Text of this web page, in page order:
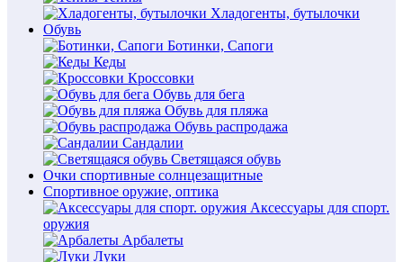
Хладогенты, бутылочки
Обувь
Ботинки, Сапоги
Кеды
Кроссовки
Обувь для бега
Обувь для пляжа
Обувь распродажа
Сандалии
Светящаяся обувь
Очки спортивные солнцезащитные
Спортивное оружие, оптика
Аксессуары для спорт.
оружия
Арбалеты
Луки